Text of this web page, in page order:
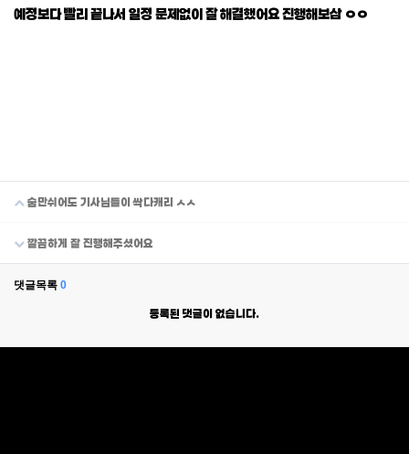
예정보다 빨리 끝나서 일정 문제없이 잘 해결했어요 진행해보삼 ㅇㅇ
숨만쉬어도 기사님들이 싹다캐리 ㅅㅅ
깔끔하게 잘 진행해주셨어요
댓글목록 0
등록된 댓글이 없습니다.